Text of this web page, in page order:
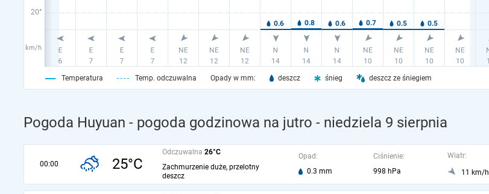
20°
km/h
Temperatura Temp. odczuwalna Opady w mm: deszcz śnieg deszcz ze śniegiem
Pogoda Huyuan - pogoda godzinowa na jutro - niedziela 9 sierpnia
00:00 25°C
Odczuwalna 26°C
Zachmurzenie duże, przelotny
deszcz
Opad:
0.3 mm
Ciśnienie:
998 hPa
Wiatr:
11 km/h